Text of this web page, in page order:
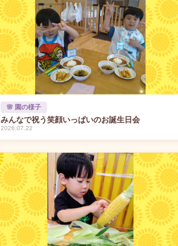
🌸 園の様子
みんなで祝う笑顔いっぱいのお誕生日会
2026.07.22